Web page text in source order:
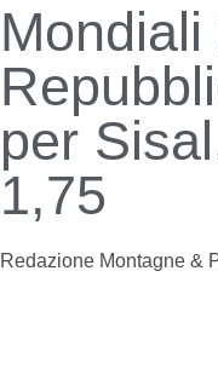
per
1,75
Redazione Montagne &